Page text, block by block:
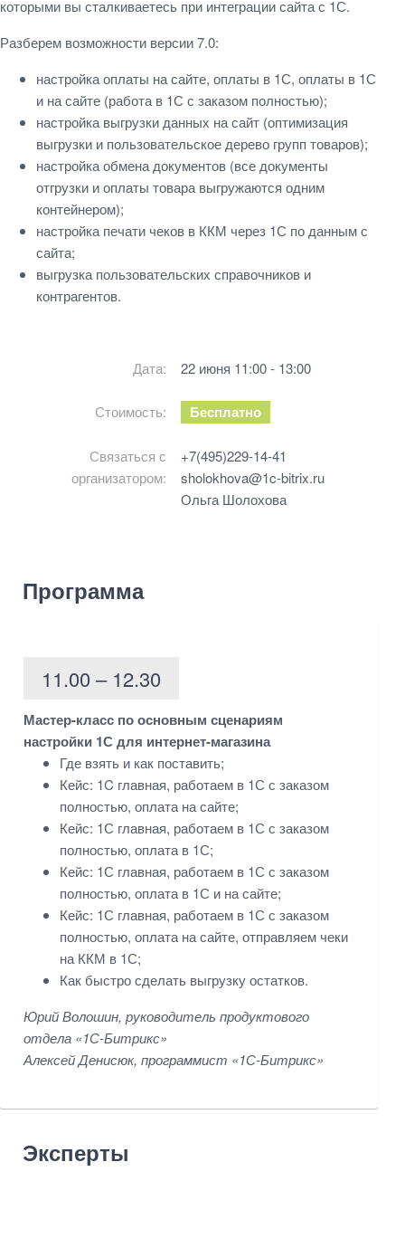
которыми вы сталкиваетесь при интеграции сайта с 1С.
Разберем возможности версии 7.0:
настройка оплаты на сайте, оплаты в 1С, оплаты в 1С
и на сайте (работа в 1С с заказом полностью);
настройка выгрузки данных на сайт (оптимизация
выгрузки и пользовательское дерево групп товаров);
настройка обмена документов (все документы
отгрузки и оплаты товара выгружаются одним
контейнером);
настройка печати чеков в ККМ через 1С по данным с
сайта;
выгрузка пользовательских справочников и
контрагентов.
Дата: 22 июня 11:00 - 13:00
Стоимость: Бесплатно
Связаться с
организатором:
+7(495)229-14-41
sholokhova@1c-bitrix.ru
Ольга Шолохова
Программа
11.00 – 12.30
Мастер-класс по основным сценариям
настройки 1С для интернет-магазина
Где взять и как поставить;
Кейс: 1C главная, работаем в 1С с заказом
полностью, оплата на сайте;
Кейс: 1С главная, работаем в 1С с заказом
полностью, оплата в 1С;
Кейс: 1С главная, работаем в 1С с заказом
полностью, оплата в 1С и на сайте;
Кейс: 1С главная, работаем в 1С с заказом
полностью, оплата на сайте, отправляем чеки
на ККМ в 1С;
Как быстро сделать выгрузку остатков.
Юрий Волошин, руководитель продуктового
отдела «1С-Битрикс»
Алексей Денисюк, программист «1С-Битрикс»
Эксперты